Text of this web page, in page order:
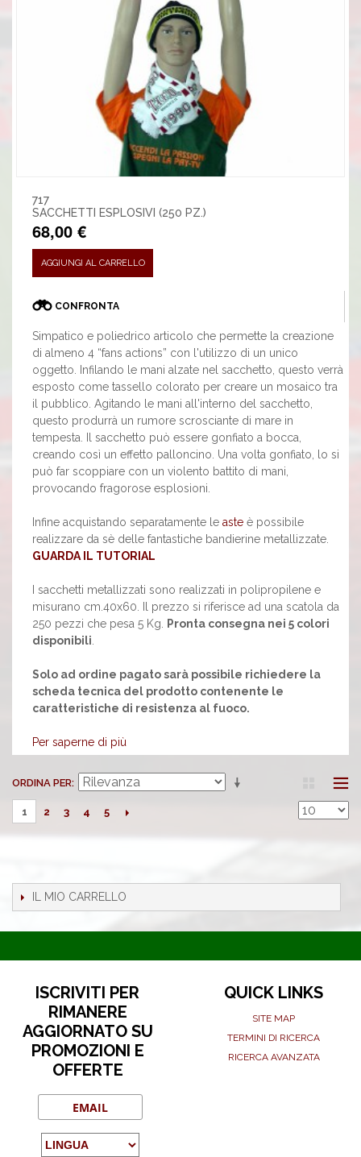
717
SACCHETTI ESPLOSIVI (250 PZ.)
68,00 €
AGGIUNGI AL CARRELLO
CONFRONTA
Simpatico e poliedrico articolo che permette la creazione
di almeno 4 “fans actions” con l'utilizzo di un unico
oggetto. Infilando le mani alzate nel sacchetto, questo verrà
esposto come tassello colorato per creare un mosaico tra
il pubblico. Agitando le mani all'interno del sacchetto,
questo produrrà un rumore scrosciante di mare in
tempesta. Il sacchetto può essere gonfiato a bocca,
creando così un effetto palloncino. Una volta gonfiato, lo si
può far scoppiare con un violento battito di mani,
provocando fragorose esplosioni.
Infine acquistando separatamente le aste è possibile
realizzare da sè delle fantastiche bandierine metallizzate.
GUARDA IL TUTORIAL
I sacchetti metallizzati sono realizzati in polipropilene e
misurano cm.40x60. Il prezzo si riferisce ad una scatola da
250 pezzi che pesa 5 Kg.
Pronta consegna nei 5 colori
disponibili
Solo ad ordine pagato sarà possibile richiedere la
scheda tecnica del prodotto contenente le
caratteristiche di resistenza al fuoco.
Per saperne di più
ORDINA PER
1 2 3 4 5
IL MIO CARRELLO
ISCRIVITI PER
RIMANERE
AGGIORNATO SU
PROMOZIONI E
OFFERTE
QUICK LINKS
SITE MAP
TERMINI DI RICERCA
RICERCA AVANZATA